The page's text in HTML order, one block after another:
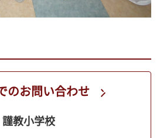
のお問い合わせ
謹教小学校